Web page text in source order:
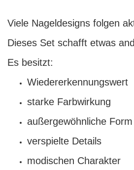
Viele Nageldesigns folgen
Dieses Set schafft etwas
Es besitzt:
Wiedererkennungswert
starke Farbwirkung
außergewöhnliche Form
verspielte Details
modischen Charakter